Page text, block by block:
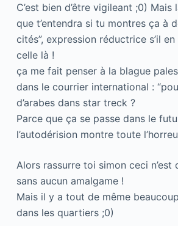
C’est bien d’être vigileant ;0)
que t’entendra si tu montres ça à
cités”, expression réductrice s’il
celle là !
ça me fait penser à la blague
dans le courrier international :
d’arabes dans star treck ?
Parce que ça se passe dans le
l’autodérision montre toute
Alors rassurre toi simon ceci n’est
sans aucun amalgame !
Mais il y a tout de même
dans les quartiers ;0)